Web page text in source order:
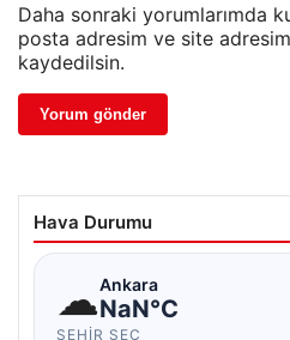
Daha sonraki yorumlarımda
posta adresim ve site adresim
kaydedilsin.
Hava Durumu
☁Ankara
NaN°C
ŞEHIR SEÇ